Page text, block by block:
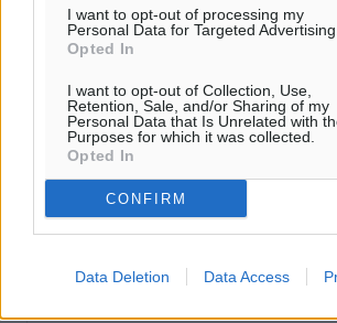
I want to opt-out of processing my
Personal Data for Targeted Advertising.
Opted In
I want to opt-out of Collection, Use,
Retention, Sale, and/or Sharing of my
Personal Data that Is Unrelated with
Purposes for which it was collected.
Opted In
CONFIRM
Data Deletion Data Access
Ροή ειδήσεων
χώρα